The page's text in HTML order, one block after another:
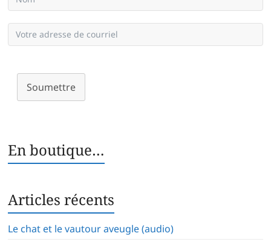
Soumettre
En boutique…
Articles récents
Le chat et le vautour aveugle (audio)